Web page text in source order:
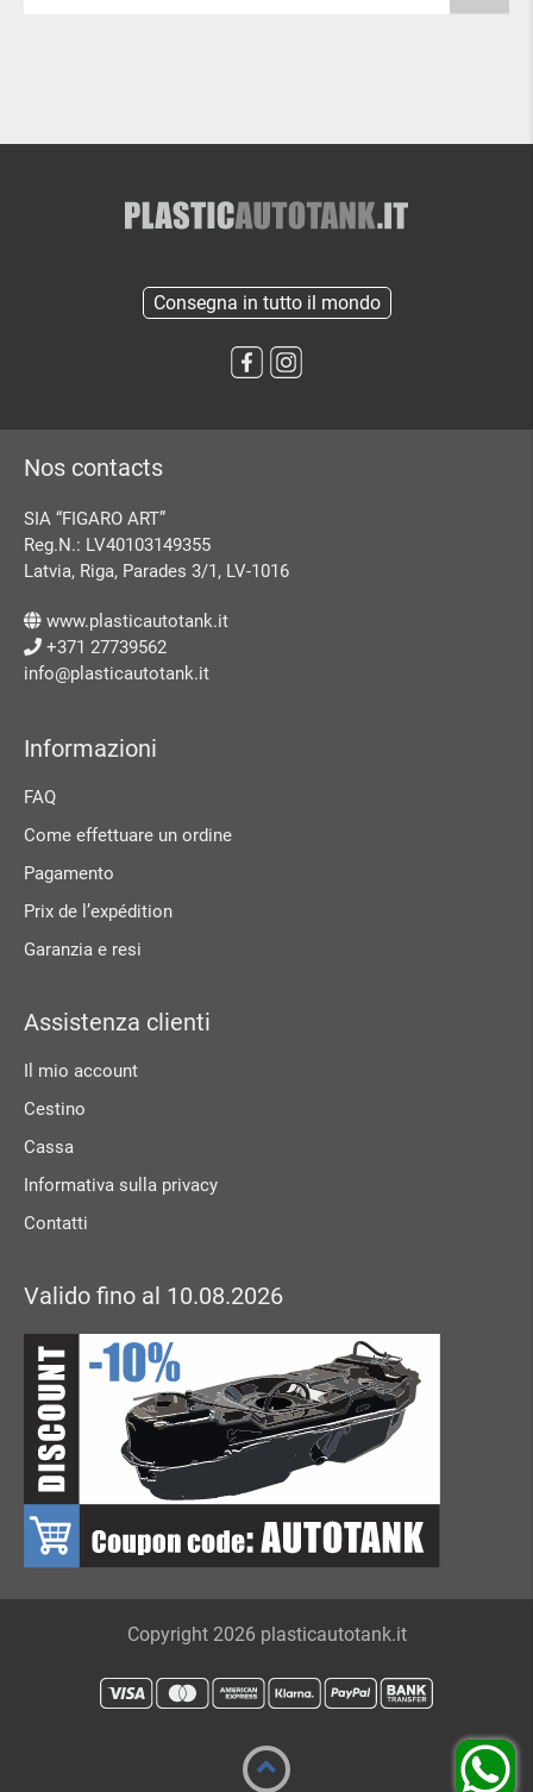
Consegna in tutto il mondo
Nos contacts
SIA “FIGARO ART”
Reg.N.: LV40103149355
Latvia, Riga, Parades 3/1, LV-1016
www.plasticautotank.it
+371 27739562
info@plasticautotank.it
Informazioni
FAQ
Come effettuare un ordine
Pagamento
Prix ​​de l’expédition
Garanzia e resi
Assistenza clienti
Il mio account
Cestino
Cassa
Informativa sulla privacy
Contatti
Valido fino al 10.08.2026
Copyright 2026 plasticautotank.it